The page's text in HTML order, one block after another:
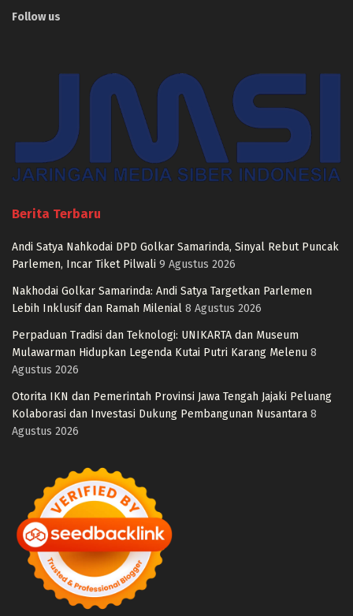
Follow us
Berita Terbaru
Andi Satya Nahkodai DPD Golkar Samarinda, Sinyal Rebut Puncak
Parlemen, Incar Tiket Pilwali 9 Agustus 2026
Nakhodai Golkar Samarinda: Andi Satya Targetkan Parlemen
Lebih Inklusif dan Ramah Milenial 8 Agustus 2026
Perpaduan Tradisi dan Teknologi: UNIKARTA dan Museum
Mulawarman Hidupkan Legenda Kutai Putri Karang Melenu 8
Agustus 2026
Otorita IKN dan Pemerintah Provinsi Jawa Tengah Jajaki Peluang
Kolaborasi dan Investasi Dukung Pembangunan Nusantara 8
Agustus 2026